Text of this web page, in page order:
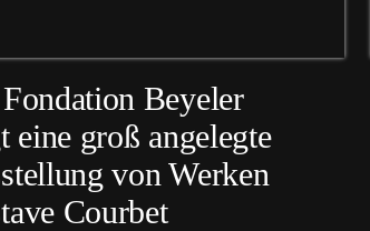
Beyeler
eine groß angelegte
von Werken
Courbet